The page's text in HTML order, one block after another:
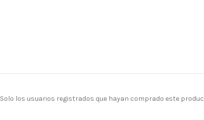
Solo los usuarios registrados que hayan comprado este